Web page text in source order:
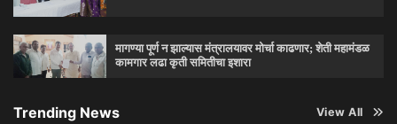
मागण्या पूर्ण न झाल्यास मंत्रालयावर मोर्चा काढणार; शेती महामंडळ
कामगार लढा कृती समितीचा इशारा
Trending News View All